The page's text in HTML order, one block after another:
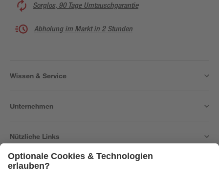
Sorglos, 90 Tage Umtauschgarantie
Abholung im Markt in 2 Stunden
Wissen & Service
Unternehmen
Nützliche Links